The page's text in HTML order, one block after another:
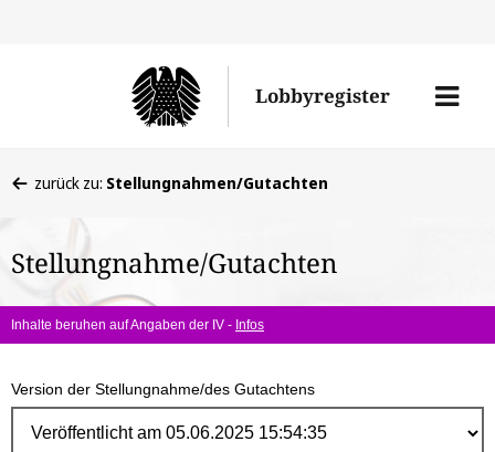
Lobbyregister
Menü
befinden
hier:
zurück zu: Stellungnahmen/Gutachten
Stellungnahme/Gutachten
Inhalte beruhen auf Angaben der IV - Infos
Version der Stellungnahme/des Gutachtens